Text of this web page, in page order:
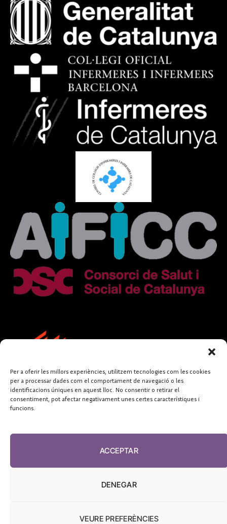
Per a oferir les millors experiències, utilitzem tecnologies com les cookies
per a processar dades com el comportament de navegació o les
identificacions úniques en aquest lloc. No consentir o retirar el
consentiment, pot afectar negativament unes certes característiques i
funcions.
ACCEPTAR
DENEGAR
VEURE PREFERÈNCIES
FUNDACIÓ